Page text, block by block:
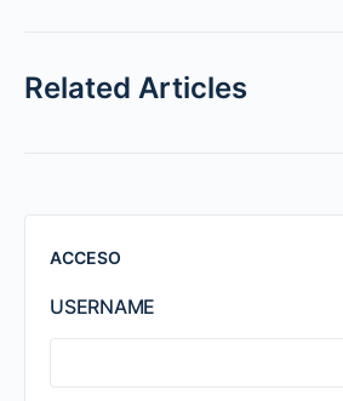
Related Articles
ACCESO
USERNAME